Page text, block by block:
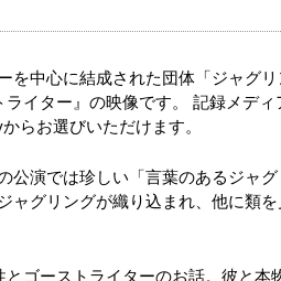
を中心に結成された団体「ジャグ
イター』の映像です。 記録メデ
らお選びいただけます。
公演では珍しい「言葉のあるジャ
ャグリングが織り込まれ、他に類
ゴーストライターのお話。彼と本